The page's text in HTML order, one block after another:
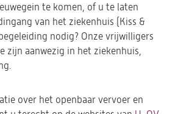
te komen, of u te laten
van het ziekenhuis (Kiss &
nodig? Onze vrijwilligers
zijn aanwezig in het ziekenhuis,
over het openbaar vervoer en